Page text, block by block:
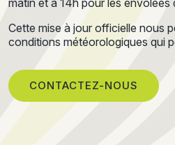
matin et à 14h pour les envolées
Cette mise à jour officielle nous
conditions météorologiques qui
CONTACTEZ-NOUS